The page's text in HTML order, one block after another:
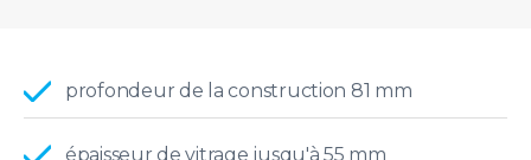
profondeur de la construction 81 mm
épaisseur de vitrage jusqu'à 55 mm